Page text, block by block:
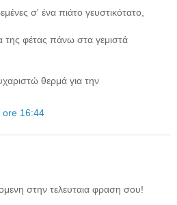
σ' ένα πιάτο γευστικότατο,
της φέτας πάνω στα γεμιστά
θερμά για την
ore 16:44
στην τελευταια φραση σου!